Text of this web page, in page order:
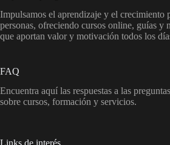
Impulsamos el aprendizaje y el crecimiento
personas, ofreciendo cursos online, guías y
que aportan valor y motivación todos los
FAQ
Encuentra aquí las respuestas a las
sobre cursos, formación y servicios.